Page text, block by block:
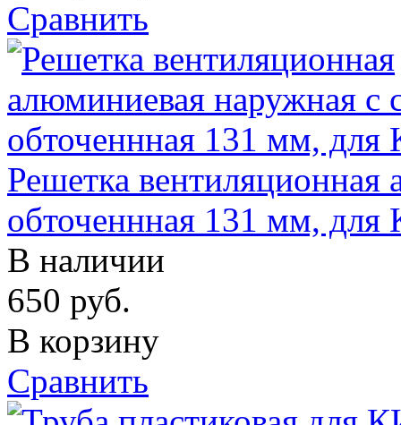
Сравнить
Решетка вентиляционная
обточеннная 131 мм,
В наличии
650 руб.
В корзину
Сравнить